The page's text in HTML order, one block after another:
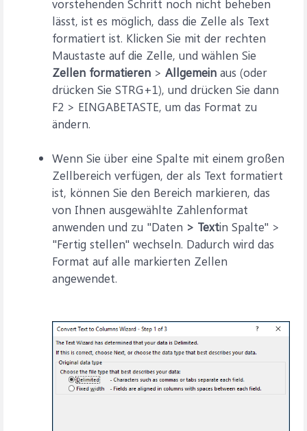
vorstehenden Schritt noch nicht beheben
lässt, ist es möglich, dass die Zelle als Text
formatiert ist. Klicken Sie mit der rechten
Maustaste auf die Zelle, und wählen Sie
Zellen formatieren > Allgemein aus (oder
drücken Sie STRG+1), und drücken Sie dann
F2 > EINGABETASTE, um das Format zu
ändern.
Wenn Sie über eine Spalte mit einem großen
Zellbereich verfügen, der als Text formatiert
ist, können Sie den Bereich markieren, das
von Ihnen ausgewählte Zahlenformat
anwenden und zu "Daten > Textin Spalte" >
"Fertig stellen" wechseln. Dadurch wird das
Format auf alle markierten Zellen
angewendet.